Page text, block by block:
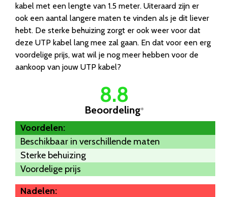
kabel met een lengte van 1.5 meter. Uiteraard zijn er
ook een aantal langere maten te vinden als je dit liever
hebt. De sterke behuizing zorgt er ook weer voor dat
deze UTP kabel lang mee zal gaan. En dat voor een erg
voordelige prijs, wat wil je nog meer hebben voor de
aankoop van jouw UTP kabel?
8.8
Beoordeling*
Voordelen:
Beschikbaar in verschillende maten
Sterke behuizing
Voordelige prijs
Nadelen: